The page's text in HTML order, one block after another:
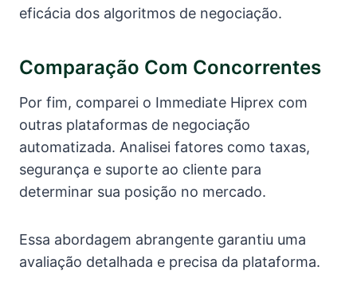
eficácia dos algoritmos de negociação.
Comparação Com Concorrentes
Por fim, comparei o Immediate Hiprex com
outras plataformas de negociação
automatizada. Analisei fatores como taxas,
segurança e suporte ao cliente para
determinar sua posição no mercado.
Essa abordagem abrangente garantiu uma
avaliação detalhada e precisa da plataforma.